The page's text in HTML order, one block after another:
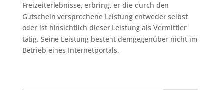
Freizeiterlebnisse, erbringt er die durch den
Gutschein versprochene Leistung entweder selbst
oder ist hinsichtlich dieser Leistung als Vermittler
tätig. Seine Leistung besteht demgegenüber nicht im
Betrieb eines Internetportals.